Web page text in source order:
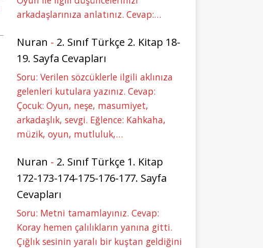
arkadaşlarınıza anlatınız. Cevap:…
Nuran - 2. Sınıf Türkçe 2. Kitap 18-
19. Sayfa Cevapları
Soru: Verilen sözcüklerle ilgili aklınıza
gelenleri kutulara yazınız. Cevap:
Çocuk: Oyun, neşe, masumiyet,
arkadaşlık, sevgi. Eğlence: Kahkaha,
müzik, oyun, mutluluk,…
Nuran - 2. Sınıf Türkçe 1. Kitap
172-173-174-175-176-177. Sayfa
Cevapları
Soru: Metni tamamlayınız. Cevap:
Koray hemen çalılıkların yanına gitti.
Çığlık sesinin yaralı bir kuştan geldiğini